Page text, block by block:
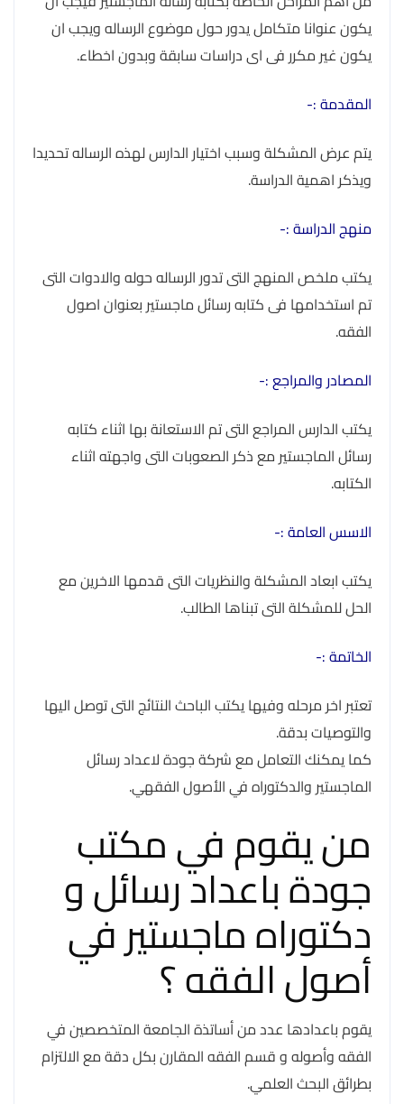
يكون عنوانا متكامل يدور حول موضوع الرساله ويجب ان
يكون غير مكرر فى اى دراسات سابقة وبدون اخطاء.
المقدمة :-
يتم عرض المشكلة وسبب اختيار الدارس لهذه الرساله تحديدا
ويذكر اهمية الدراسة.
منهج الدراسة :-
يكتب ملخص المنهج التى تدور الرساله حوله والادوات التى
تم استخدامها فى كتابه رسائل ماجستير بعنوان اصول
الفقه.
المصادر والمراجع :-
يكتب الدارس المراجع التى تم الاستعانة بها اثناء كتابه
رسائل الماجستير مع ذكر الصعوبات التى واجهته اثناء
الكتابه.
الاسس العامة :-
يكتب ابعاد المشكلة والنظريات التى قدمها الاخرين مع
الحل للمشكلة التى تبناها الطالب.
الخاتمة :-
تعتبر اخر مرحله وفيها يكتب الباحث النتائج التى توصل اليها
والتوصيات بدقة.
كما يمكنك التعامل مع شركة جودة لاعداد رسائل
الماجستير والدكتوراه في الأصول الفقهي.
من يقوم في مكتب
جودة باعداد رسائل و
دكتوراه ماجستير في
أصول الفقه ؟
يقوم باعدادها عدد من أساتذة الجامعة المتخصصين في
الفقه وأصوله و قسم الفقه المقارن بكل دقة مع الالتزام
بطرائق البحث العلمي.